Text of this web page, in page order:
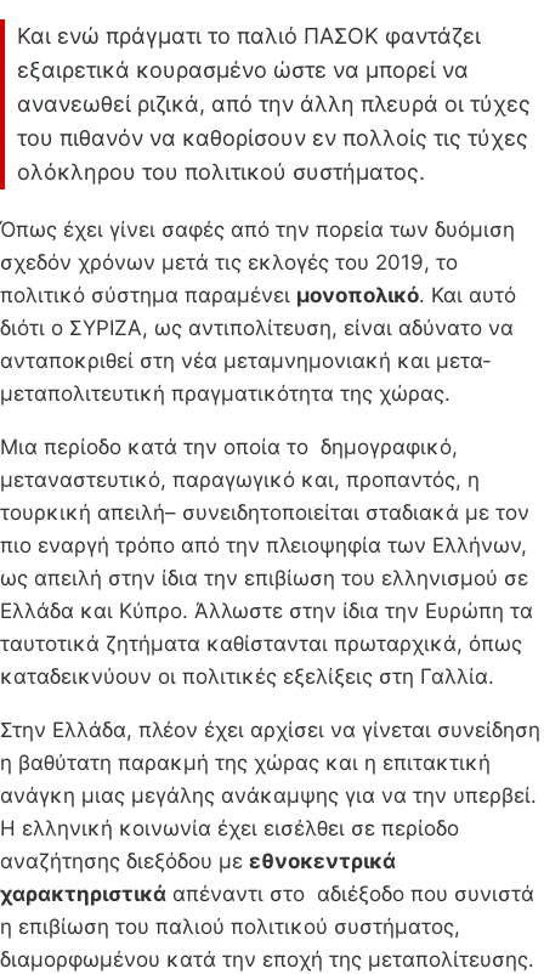
Και ενώ πράγματι το παλιό ΠΑΣΟΚ φαντάζει
εξαιρετικά κουρασμένο ώστε να μπορεί να
ανανεωθεί ριζικά, από την άλλη πλευρά οι τύχες
του πιθανόν να καθορίσουν εν πολλοίς τις τύχες
ολόκληρου του πολιτικού συστήματος.
Όπως έχει γίνει σαφές από την πορεία των δυόμιση
σχεδόν χρόνων μετά τις εκλογές του 2019, το
πολιτικό σύστημα παραμένει μονοπολικό. Και αυτό
διότι ο ΣΥΡΙΖΑ, ως αντιπολίτευση, είναι αδύνατο να
ανταποκριθεί στη νέα μεταμνημονιακή και μετα-
μεταπολιτευτική πραγματικότητα της χώρας.
Μια περίοδο κατά την οποία το δημογραφικό,
μεταναστευτικό, παραγωγικό και, προπαντός, η
τουρκική απειλή– συνειδητοποιείται σταδιακά με τον
πιο εναργή τρόπο από την πλειοψηφία των Ελλήνων,
ως απειλή στην ίδια την επιβίωση του ελληνισμού σε
Ελλάδα και Κύπρο. Άλλωστε στην ίδια την Ευρώπη τα
ταυτοτικά ζητήματα καθίστανται πρωταρχικά, όπως
καταδεικνύουν οι πολιτικές εξελίξεις στη Γαλλία.
Στην Ελλάδα, πλέον έχει αρχίσει να γίνεται συνείδηση
η βαθύτατη παρακμή της χώρας και η επιτακτική
ανάγκη μιας μεγάλης ανάκαμψης για να την υπερβεί.
Η ελληνική κοινωνία έχει εισέλθει σε περίοδο
αναζήτησης διεξόδου με εθνοκεντρικά
χαρακτηριστικά απέναντι στο αδιέξοδο που συνιστά
η επιβίωση του παλιού πολιτικού συστήματος,
διαμορφωμένου κατά την εποχή της μεταπολίτευσης.